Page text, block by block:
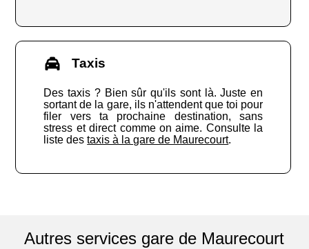
Taxis
Des taxis ? Bien sûr qu'ils sont là. Juste en
sortant de la gare, ils n'attendent que toi pour
filer vers ta prochaine destination, sans
stress et direct comme on aime. Consulte la
liste destaxis à la gare de Maurecourt.
Autres services gare de Maurecourt